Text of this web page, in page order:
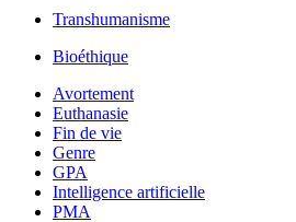
Transhumanisme
Bioéthique
Avortement
Euthanasie
Fin de vie
Genre
GPA
Intelligence artificielle
PMA